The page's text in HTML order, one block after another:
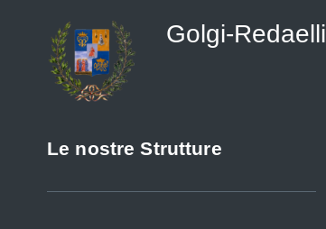
Golgi-Redaelli
Le nostre Strutture